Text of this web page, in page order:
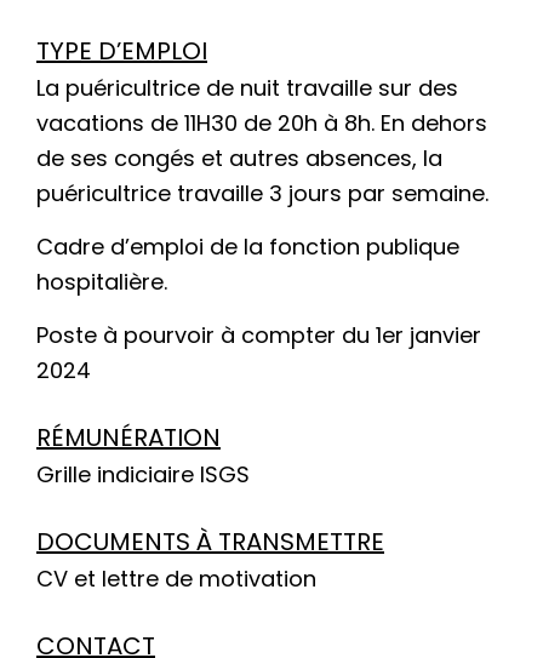
TYPE D’EMPLOI
La puéricultrice de nuit travaille sur des
vacations de 11H30 de 20h à 8h. En dehors
de ses congés et autres absences, la
puéricultrice travaille 3 jours par semaine.
Cadre d’emploi de la fonction publique
hospitalière.
Poste à pourvoir à compter du 1er janvier
2024
RÉMUNÉRATION
Grille indiciaire ISGS
DOCUMENTS À TRANSMETTRE
CV et lettre de motivation
CONTACT